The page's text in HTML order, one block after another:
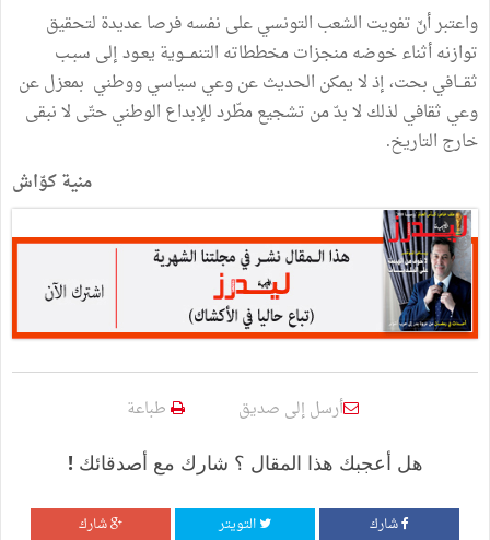
واعتبر أنّ تفويت الشعب التونسي على نفسه فرصا عديدة لتحقيق
توازنه أثناء خوضه منجزات مخططاته التنمـــوية يعـود إلى سبـب
ثقـــافي بحت، إذ لا يمكن الحديث عن وعي سياسي ووطني بمعزل عن
وعي ثقافي لذلك لا بدّ من تشجيع مطّرد للإبداع الوطني حتّى لا نبقى
خارج التاريخ.
منية كوّاش
أرسل إلى صديق طباعة
هل أعجبك هذا المقال ؟ شارك مع أصدقائك !
شارك التويتر شارك